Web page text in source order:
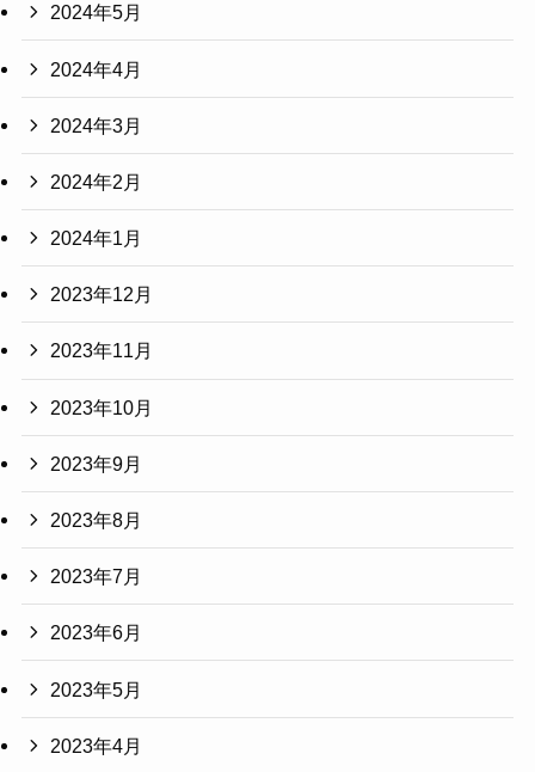
2024年5月
2024年4月
2024年3月
2024年2月
2024年1月
2023年12月
2023年11月
2023年10月
2023年9月
2023年8月
2023年7月
2023年6月
2023年5月
2023年4月